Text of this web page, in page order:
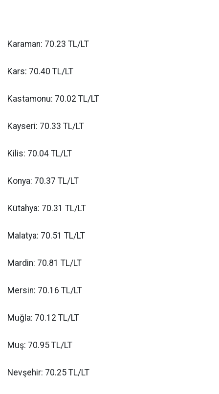
Karaman: 70.23 TL/LT
Kars: 70.40 TL/LT
Kastamonu: 70.02 TL/LT
Kayseri: 70.33 TL/LT
Kilis: 70.04 TL/LT
Konya: 70.37 TL/LT
Kütahya: 70.31 TL/LT
Malatya: 70.51 TL/LT
Mardin: 70.81 TL/LT
Mersin: 70.16 TL/LT
Muğla: 70.12 TL/LT
Muş: 70.95 TL/LT
Nevşehir: 70.25 TL/LT